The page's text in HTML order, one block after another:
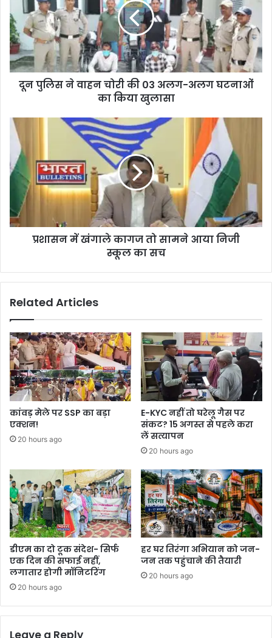
दून पुलिस ने वाहन चोरी की 03 अलग-अलग घटनाओं
का किया खुलासा
प्रशासन में खंगाले कागज तो सामने आया निजी
स्कूल का सच
Related Articles
कांवड़ मेले पर SSP का बड़ा
एक्शन!
20 hours ago
E-KYC नहीं तो घरेलू गैस पर
संकट? 15 अगस्त से पहले करा
लें सत्यापन
20 hours ago
डीएम का दो टूक संदेश- सिर्फ
एक दिन की सफाई नहीं,
लगातार होगी मॉनिटरिंग
20 hours ago
हर घर तिरंगा अभियान को जन-
जन तक पहुंचाने की तैयारी
20 hours ago